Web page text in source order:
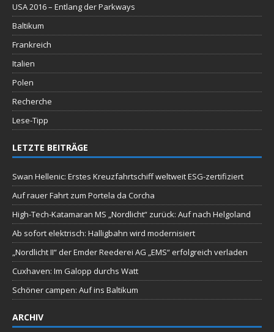
USA 2016 – Entlang der Parkways
Baltikum
Frankreich
Italien
Polen
Recherche
Lese-Tipp
LETZTE BEITRÄGE
Swan Hellenic: Erstes Kreuzfahrtschiff weltweit ESG-zertifiziert
Auf rauer Fahrt zum Portela da Corcha
High-Tech-Katamaran MS „Nordlicht“ zurück: Auf nach Helgoland
Ab sofort elektrisch: Halligbahn wird modernisiert
„Nordlicht II“ der Emder Reederei AG „EMS“ erfolgreich verladen
Cuxhaven: Im Galopp durchs Watt
Schöner campen: Auf ins Baltikum
ARCHIV